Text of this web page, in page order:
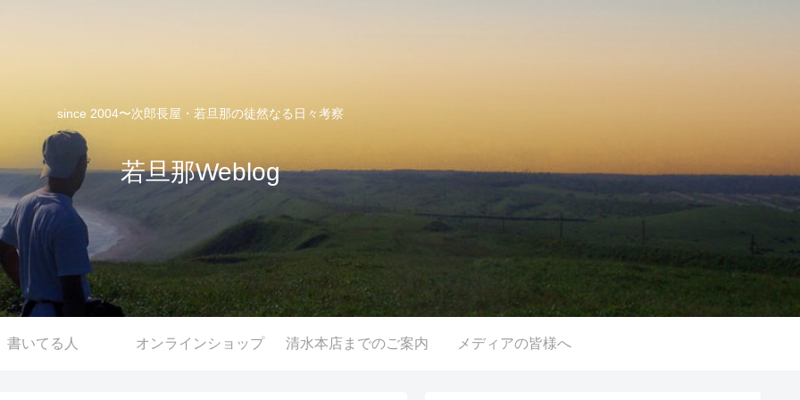
since 2004〜次郎長屋・若旦那の徒然なる日々考察
若旦那Weblog
書いてる人 オンラインショップ 清水本店までのご案内 メディアの皆様へ